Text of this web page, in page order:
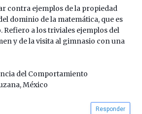
contra ejemplos de la propiedad
dominio de la matemática, que es
Refiero a los triviales ejemplos del
y de la visita al gimnasio con una
del Comportamiento
México
Responder